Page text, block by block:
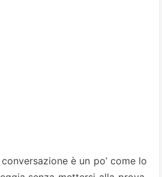
è un po’ come lo